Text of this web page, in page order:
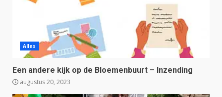
Alles
Een andere kijk op de Bloemenbuurt – Inzending
augustus 20, 2023